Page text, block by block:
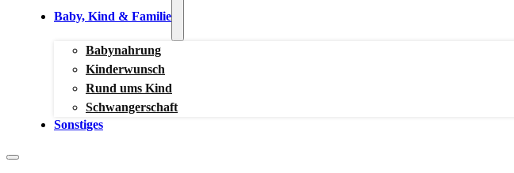
Baby, Kind & Familie
Babynahrung
Kinderwunsch
Rund ums Kind
Schwangerschaft
Sonstiges